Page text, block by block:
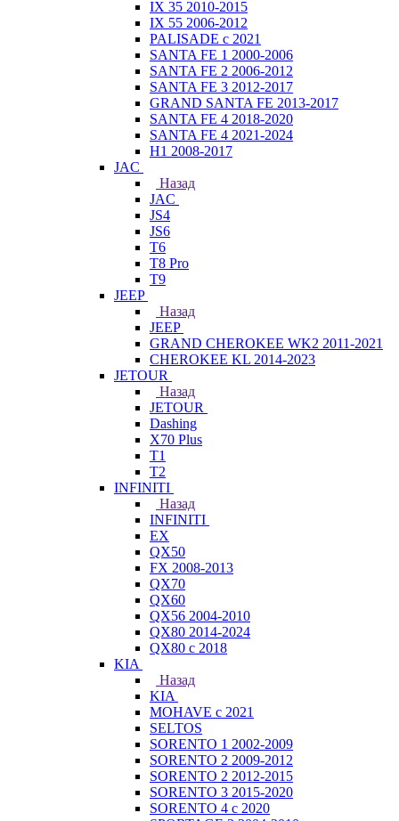
IX 35 2010-2015
IX 55 2006-2012
PALISADE с 2021
SANTA FE 1 2000-2006
SANTA FE 2 2006-2012
SANTA FE 3 2012-2017
GRAND SANTA FE 2013-2017
SANTA FE 4 2018-2020
SANTA FE 4 2021-2024
H1 2008-2017
JAC
Назад
JAC
JS4
JS6
T6
T8 Pro
T9
JEEP
Назад
JEEP
GRAND CHEROKEE WK2 2011-2021
CHEROKEE KL 2014-2023
JETOUR
Назад
JETOUR
Dashing
X70 Plus
T1
T2
INFINITI
Назад
INFINITI
EX
QX50
FX 2008-2013
QX70
QX60
QX56 2004-2010
QX80 2014-2024
QX80 c 2018
KIA
Назад
KIA
MOHAVE с 2021
SELTOS
SORENTO 1 2002-2009
SORENTO 2 2009-2012
SORENTO 2 2012-2015
SORENTO 3 2015-2020
SORENTO 4 с 2020